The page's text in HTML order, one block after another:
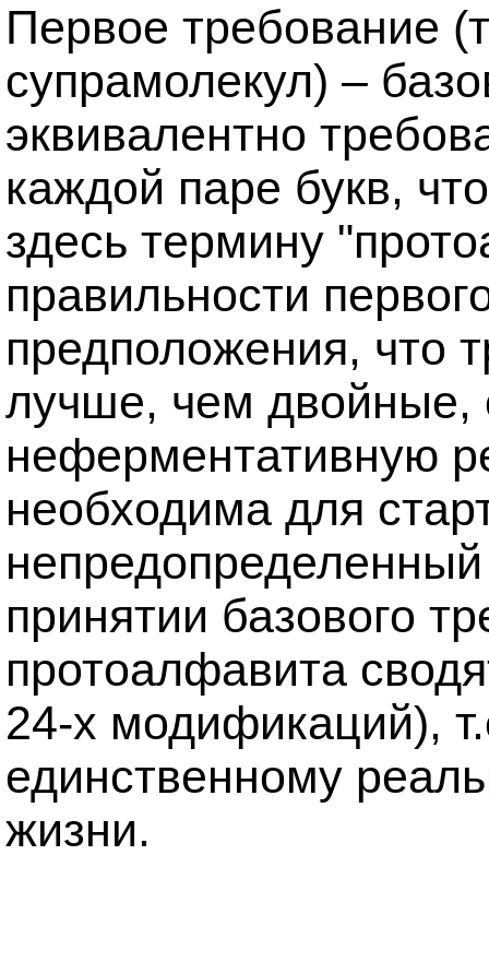
Первое требование
супрамолекул) –
эквивалентно
каждой паре букв,
здесь термину
правильности
предположения, что
лучше, чем двойные,
неферментативную
необходима для
непредопределенный
принятии базового
протоалфавита
24-х модификаций),
единственному
жизни.